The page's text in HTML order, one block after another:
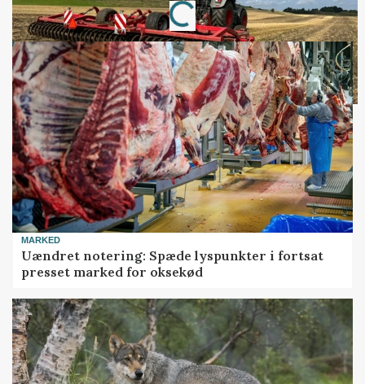
Loading...
MARKED
Uændret notering: Spæde lyspunkter i fortsat
presset marked for oksekød